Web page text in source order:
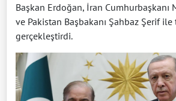
Başkan Erdoğan, İran Cumhurbaşkanı
ve Pakistan Başbakanı Şahbaz Şerif
gerçekleştirdi.